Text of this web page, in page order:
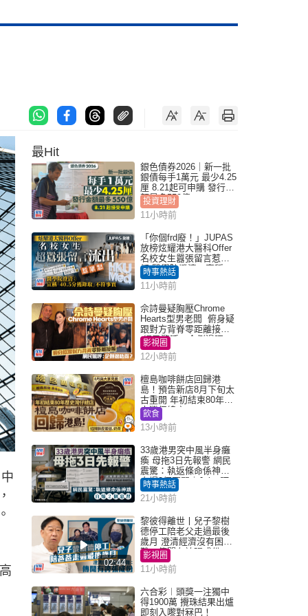
最Hit
銀色債券2026｜新一批
銀債每手1萬元 最少4.25
厘 8.21起可申購 發行金
額最多550億
投資理財
11小時前
「你個frd廢！」JUPAS
放榜炫耀港大醫科Offer
名校女生囂張留言惹眾
怒 醫學院澄清：宣稱
「40.5分獲錄取」不符事
實｜Juicy叮
時事熱話
11小時前
佘詩曼疑胸壓Chrome
Hearts型男老闆 俯身疑
跟對方背脊零距離接觸
網民驚呼：企側邊唔
得？
影視圈
12小時前
檀島咖啡餅店回歸港
島！預告新店8月下旬太
古重開 年初結束80年歷
史灣仔總店
飲食
13小時前
33歲港男突中風半身癱
瘓 母拖3日先報警 網民
震驚：執返條命係神蹟
自爆2個惡習｜Juicy叮
時事熱話
21小時前
02:44
黎彼得離世丨兒子黎樹
德停工陪老父走過最後
歲月 澄清經濟沒有困
難：傳聞有誇張成份
影視圈
11小時前
六合彩︱頭獎一注獨中
得1900萬 攪珠結果出爐
即刻入嚟對冧巴！